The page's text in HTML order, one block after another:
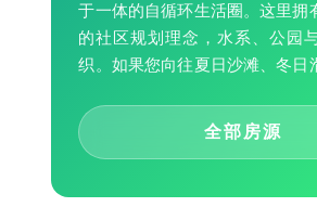
于一体的自循环生活圈。这里拥
的社区规划理念，水系、公园
织。如果您向往夏日沙滩、冬日
叙事。
全部房源